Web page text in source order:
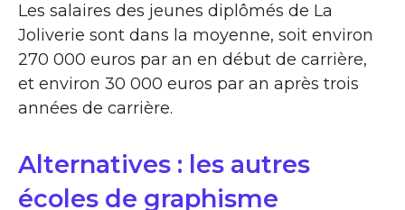
Les salaires des jeunes diplômés de La
Joliverie sont dans la moyenne, soit environ
270 000 euros par an en début de carrière,
et environ 30 000 euros par an après trois
années de carrière.
Alternatives : les autres
écoles de graphisme